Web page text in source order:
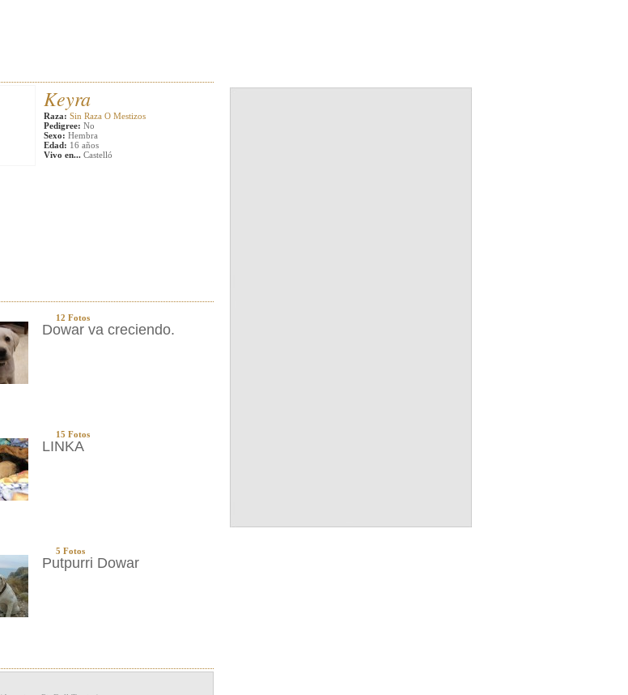
Keyra
Raza: Sin Raza O Mestizos
Pedigree: No
Sexo: Hembra
Edad: 16 años
Vivo en... Castelló
12 Fotos
Dowar va creciendo.
15 Fotos
LINKA
5 Fotos
Putpurri Dowar